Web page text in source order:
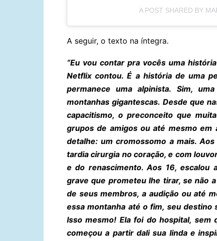
A POST SHARED BY
A seguir, o texto na íntegra.
“Eu vou contar pra vocês uma
Netflix contou. É a história de uma
permanece uma alpinista. Sim,
montanhas gigantescas. Desde que
capacitismo, o preconceito que
grupos de amigos ou até mesmo em
detalhe: um cromossomo a mais.
tardia cirurgia no coração, e com
e do renascimento. Aos 16, escalou
grave que prometeu lhe tirar, se não
de seus membros, a audição ou até
essa montanha até o fim, seu destino
Isso mesmo! Ela foi do hospital, sem
começou a partir dali sua linda e